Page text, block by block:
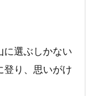
に選ぶしかない
登り、思いがけ